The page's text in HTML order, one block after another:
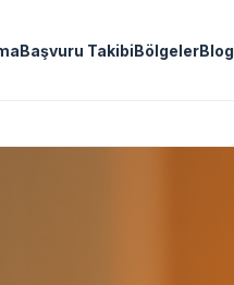
Başvuru TakibiBölgelerBlog